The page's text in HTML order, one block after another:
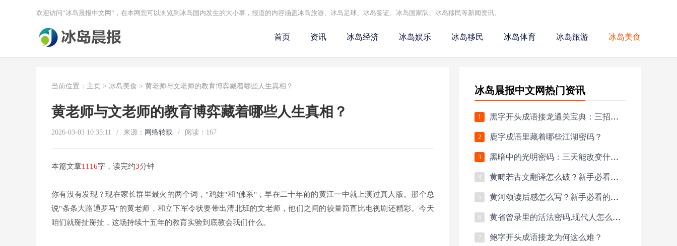
欢迎访问“冰岛晨报中文网”，在本网您可以浏览到冰岛国内发生的大小事，报道的内容涵盖冰岛旅游、冰岛足球、冰岛签证、冰岛国家队、冰岛移民等新闻资讯。
首页 资讯 冰岛经济 冰岛娱乐 冰岛移民 冰岛体育 冰岛旅游 冰岛美食
当前位置： 主页 > 冰岛美食 > 黄老师与文老师的教育博弈藏着哪些人生真相？
黄老师与文老师的教育博弈藏着哪些人生真相？
2026-03-03 10:35:11 / 来源： 网络转载 / 阅读： 167
本篇文章1116字，读完约3分钟
你有没有发现？现在家长群里最火的两个词，"鸡娃"和"佛系"，早在二十年前的黄江一中就上演过真人版。那个总
说"条条大路通罗马"的黄老师，和立下军令状要带出清北班的文老师，他们之间的较量简直比电视剧还精彩。今天
咱们就掰扯掰扯，这场持续十五年的教育实验到底教会我们什么。
冰岛晨报中文网热门资讯
1 黑字开头成语接龙通关宝典：三招教你突破生僻字困境
2 鹿字成语里藏着哪些江湖密码？
3 黑暗中的光明密码：三天能改变什么？
4 黄畴若古文翻译怎么破？新手必看的通关秘籍
5 黄河颂读后感怎么写？新手必看的情感共鸣法
6 黄省曾录里的活法密码,现代人怎么破译？
7 鲍字开头成语接龙为何这么难？